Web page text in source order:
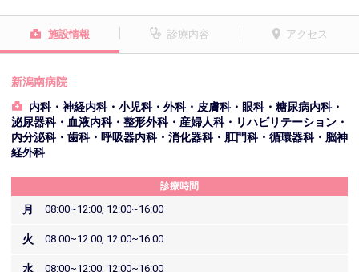
施設情報 診療内容 アクセス
新潟南病院
内科・神経内科・小児科・外科・皮膚科・眼科・糖尿病内科・
泌尿器科・血液内科・整形外科・産婦人科・リハビリテーション・
内分泌科・歯科・呼吸器内科・消化器科・肛門科・循環器科・脳神
経外科
診療時間
月 08:00~12:00, 12:00~16:00
火 08:00~12:00, 12:00~16:00
水 08:00~12:00, 12:00~16:00